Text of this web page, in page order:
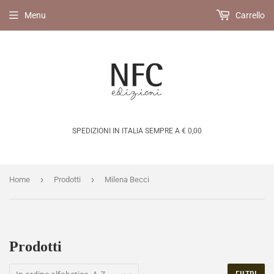
SPEDIZIONI IN ITALIA SEMPRE A € 0,00
Menu Carrello
Home › Prodotti › Milena Becci
Prodotti